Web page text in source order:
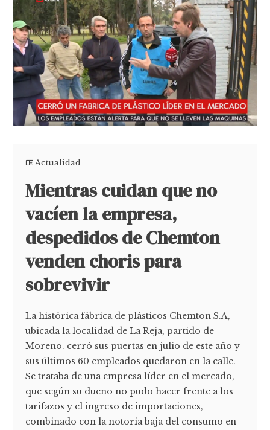
Actualidad
Mientras cuidan que no
vacíen la empresa,
despedidos de Chemton
venden choris para
sobrevivir
La histórica fábrica de plásticos Chemton S.A,
ubicada la localidad de La Reja, partido de
Moreno. cerró sus puertas en julio de este año y
sus últimos 60 empleados quedaron en la calle.
Se trataba de una empresa líder en el mercado,
que según su dueño no pudo hacer frente a los
tarifazos y el ingreso de importaciones,
combinado con la notoria baja del consumo en